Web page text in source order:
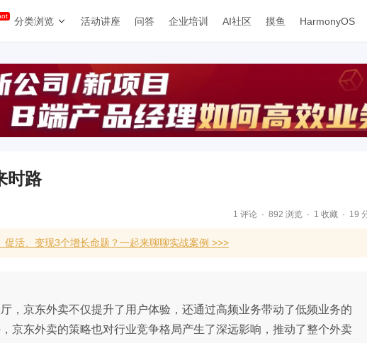
分类浏览 活动讲座 问答 企业培训 AI社区 摸鱼 HarmonyOS
时路
1 评论 892 浏览 1 收藏 19
活、变现3个增长命题？一起来聊聊实战案例 >>>
，京东外卖不仅提升了用户体验，还通过高频业务带动了低频业务的
京东外卖的策略也对行业竞争格局产生了深远影响，推动了整个外卖